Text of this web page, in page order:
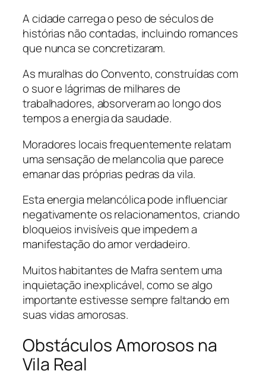
A cidade carrega o peso de séculos de
histórias não contadas, incluindo romances
que nunca se concretizaram.
As muralhas do Convento, construídas com
o suor e lágrimas de milhares de
trabalhadores, absorveram ao longo dos
tempos a energia da saudade.
Moradores locais frequentemente relatam
uma sensação de melancolia que parece
emanar das próprias pedras da vila.
Esta energia melancólica pode influenciar
negativamente os relacionamentos, criando
bloqueios invisíveis que impedem a
manifestação do amor verdadeiro.
Muitos habitantes de Mafra sentem uma
inquietação inexplicável, como se algo
importante estivesse sempre faltando em
suas vidas amorosas.
Obstáculos Amorosos na
Vila Real